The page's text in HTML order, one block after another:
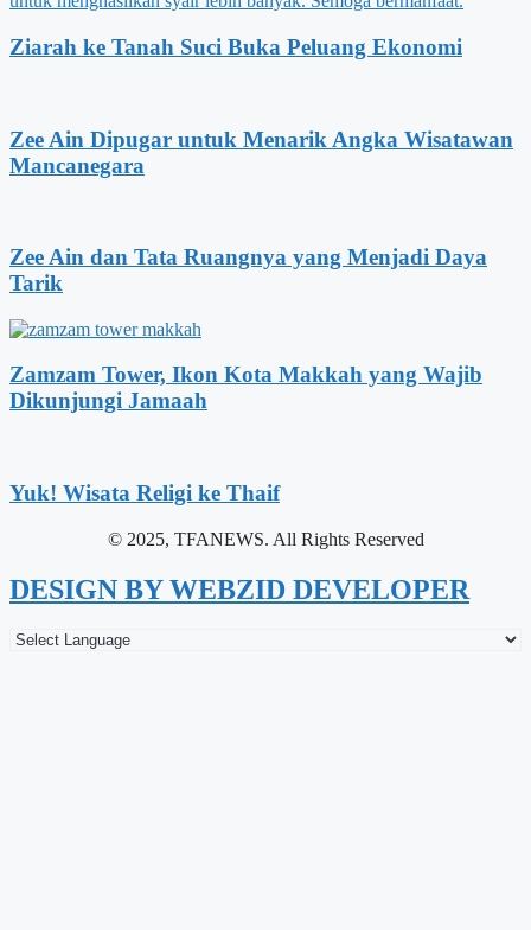
Ziarah ke Tanah Suci Buka Peluang Ekonomi
Zee Ain Dipugar untuk Menarik Angka Wisatawan
Mancanegara
Zee Ain dan Tata Ruangnya yang Menjadi Daya
Tarik
Zamzam Tower, Ikon Kota Makkah yang Wajib
Dikunjungi Jamaah
Yuk! Wisata Religi ke Thaif
© 2025, TFANEWS. All Rights Reserved
DESIGN BY WEBZID DEVELOPER